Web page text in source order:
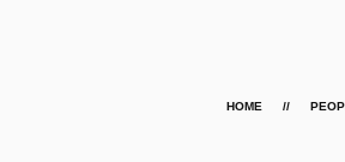
HOME